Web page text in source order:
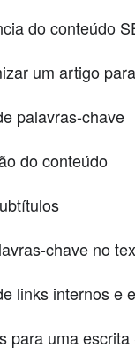
do conteúdo
um artigo
palavras-chave
do conteúdo
chave no
links internos e
para uma